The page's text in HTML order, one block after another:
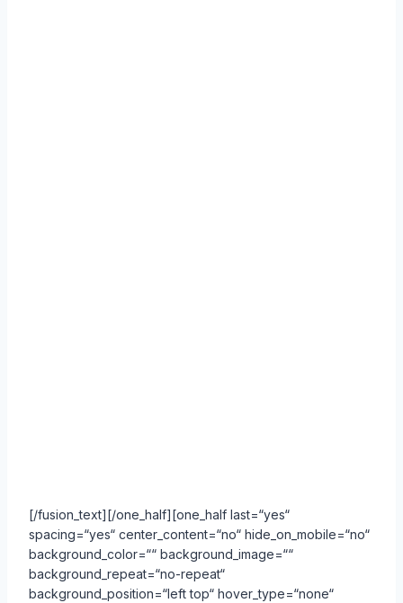
[/fusion_text][/one_half][one_half last=“yes“
spacing=“yes“ center_content=“no“ hide_on_mobile=“no“
background_color=““ background_image=““
background_repeat=“no-repeat“
background_position=“left top“ hover_type=“none“